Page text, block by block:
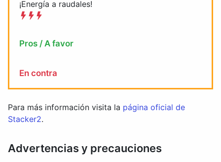
¡Energía a raudales!
Pros / A favor
En contra
Para más información visita la página oficial de
Stacker2.
Advertencias y precauciones